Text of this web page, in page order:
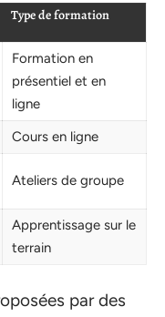
Type de formation
Formation en
présentiel et en
ligne
Cours en ligne
Ateliers de groupe
Apprentissage sur le
terrain
par des